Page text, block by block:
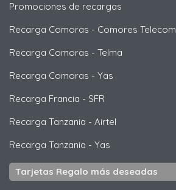
Promociones de recargas
Recarga Comoras - Comores Telecom
Recarga Comoras - Telma
Recarga Comoras - Yas
Recarga Francia - SFR
Recarga Tanzania - Airtel
Recarga Tanzania - Yas
Tarjetas Regalo más deseadas